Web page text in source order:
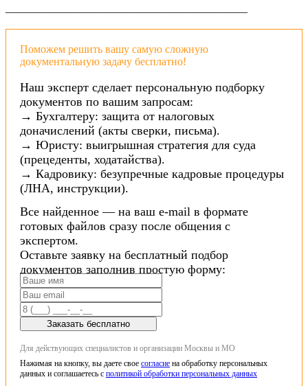
——————————————————————
Поможем решить вашу самую сложную
документальную задачу бесплатно!
Наш эксперт сделает персональную подборку
документов по вашим запросам:
→ Бухгалтеру: защита от налоговых
доначислений (акты сверки, письма).
→ Юристу: выигрышная стратегия для суда
(прецеденты, ходатайства).
→ Кадровику: безупречные кадровые процедуры
(ЛНА, инструкции).
Все найденное — на ваш e-mail в формате
готовых файлов сразу после общения с
экспертом.
Оставьте заявку на бесплатный подбор
документов заполнив простую форму:
Заказать бесплатно
Для действующих специалистов и организации Москвы и МО
Нажимая на кнопку, вы даете свое согласие на обработку персональных
данных и соглашаетесь с политикой обработки персональных данных